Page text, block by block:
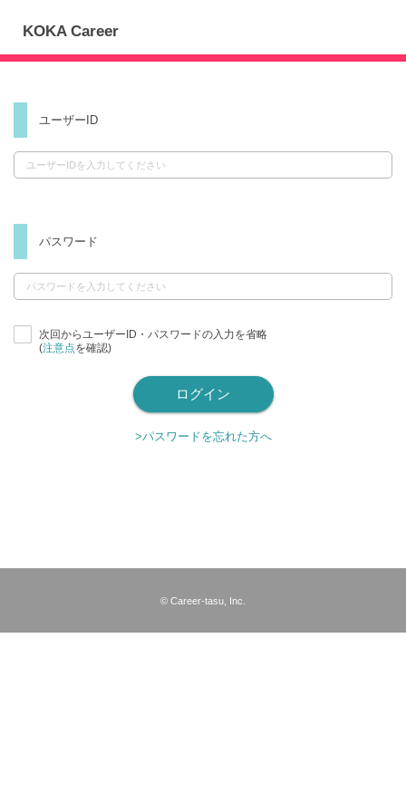
KOKA Career
ユーザーID
パスワード
次回からユーザーID・パスワードの入力を省略
(注意点を確認)
>パスワードを忘れた方へ
© Career-tasu, Inc.